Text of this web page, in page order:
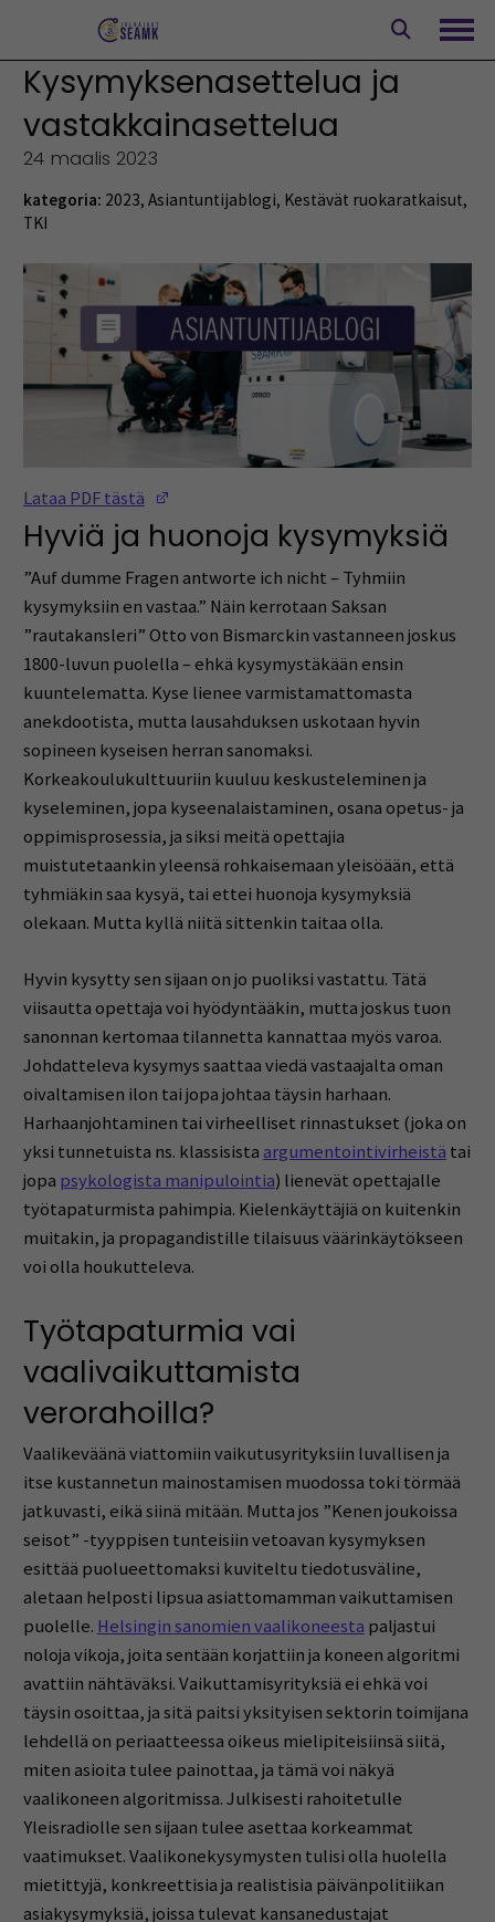
Kysymyksenasettelua ja
vastakkainasettelua
24 maalis 2023
kategoria: 2023, Asiantuntijablogi, Kestävät ruokaratkaisut,
TKI
Lataa PDF tästä
Hyviä ja huonoja kysymyksiä
”Auf dumme Fragen antworte ich nicht – Tyhmiin
kysymyksiin en vastaa.” Näin kerrotaan Saksan
”rautakansleri” Otto von Bismarckin vastanneen joskus
1800-luvun puolella – ehkä kysymystäkään ensin
kuuntelematta. Kyse lienee varmistamattomasta
anekdootista, mutta lausahduksen uskotaan hyvin
sopineen kyseisen herran sanomaksi.
Korkeakoulukulttuuriin kuuluu keskusteleminen ja
kyseleminen, jopa kyseenalaistaminen, osana opetus- ja
oppimisprosessia, ja siksi meitä opettajia
muistutetaankin yleensä rohkaisemaan yleisöään, että
tyhmiäkin saa kysyä, tai ettei huonoja kysymyksiä
olekaan. Mutta kyllä niitä sittenkin taitaa olla.
Hyvin kysytty sen sijaan on jo puoliksi vastattu. Tätä
viisautta opettaja voi hyödyntääkin, mutta joskus tuon
sanonnan kertomaa tilannetta kannattaa myös varoa.
Johdatteleva kysymys saattaa viedä vastaajalta oman
oivaltamisen ilon tai jopa johtaa täysin harhaan.
Harhaanjohtaminen tai virheelliset rinnastukset (joka on
yksi tunnetuista ns. klassisista argumentointivirheistä tai
jopa psykologista manipulointia) lienevät opettajalle
työtapaturmista pahimpia. Kielenkäyttäjiä on kuitenkin
muitakin, ja propagandistille tilaisuus väärinkäytökseen
voi olla houkutteleva.
Työtapaturmia vai
vaalivaikuttamista
verorahoilla?
Vaalikeväänä viattomiin vaikutusyrityksiin luvallisen ja
itse kustannetun mainostamisen muodossa toki törmää
jatkuvasti, eikä siinä mitään. Mutta jos ”Kenen joukoissa
seisot” -tyyppisen tunteisiin vetoavan kysymyksen
esittää puolueettomaksi kuviteltu tiedotusväline,
aletaan helposti lipsua asiattomamman vaikuttamisen
puolelle. Helsingin sanomien vaalikoneesta paljastui
noloja vikoja, joita sentään korjattiin ja koneen algoritmi
avattiin nähtäväksi. Vaikuttamisyrityksiä ei ehkä voi
täysin osoittaa, ja sitä paitsi yksityisen sektorin toimijana
lehdellä on periaatteessa oikeus mielipiteisiinsä siitä,
miten asioita tulee painottaa, ja tämä voi näkyä
vaalikoneen algoritmissa. Julkisesti rahoitetulle
Yleisradiolle sen sijaan tulee asettaa korkeammat
vaatimukset. Vaalikonekysymysten tulisi olla huolella
mietittyjä, konkreettisia ja realistisia päivänpolitiikan
asiakysymyksiä, joissa tulevat kansanedustajat